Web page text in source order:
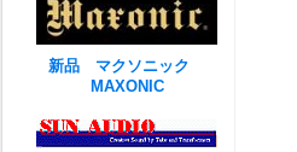
新品 マクソニック
MAXONIC